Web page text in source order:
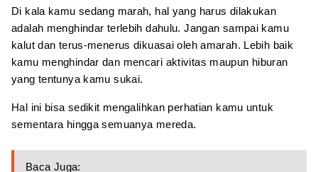
Di kala kamu sedang marah, hal yang harus dilakukan
adalah menghindar terlebih dahulu. Jangan sampai kamu
kalut dan terus-menerus dikuasai oleh amarah. Lebih baik
kamu menghindar dan mencari aktivitas maupun hiburan
yang tentunya kamu sukai.
Hal ini bisa sedikit mengalihkan perhatian kamu untuk
sementara hingga semuanya mereda.
Baca Juga: